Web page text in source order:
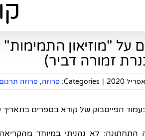
על "מוזיאון
זמורה דביר)
|
Categories: פרוזה, פרוזה תרגום
הפייסבוק של קורא בספרים בתאריך 26/1/19)
לא נהניתי במיוחד מהקריאה